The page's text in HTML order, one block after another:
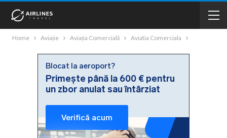
Home Aviație Aviația Comercială Aviatia Comerciala